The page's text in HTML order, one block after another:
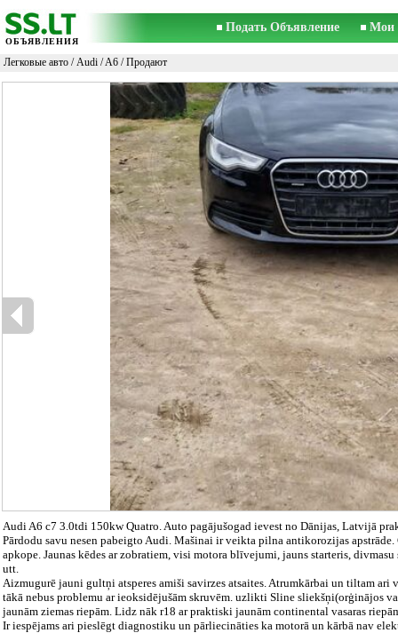
ОБЪЯВЛЕНИЯ
Подать Объявление Мои
Легковые авто /Audi /A6 / Продают
Audi A6 c7 3.0tdi 150kw Quatro. Auto pagājušogad ievest no Dānijas, Latvijā
Pārdodu savu nesen pabeigto Audi. Mašinai ir veikta pilna antikorozijas
apkope. Jaunas kēdes ar zobratiem, visi motora blīvejumi, jauns starteris,
utt.
Aizmugurē jauni gultņi atsperes amiši savirzes atsaites. Atrumkārbai un tiltam
tākā nebus problemu ar ieoksidējušām skruvēm. uzlikti Sline sliekšņi(orģinājos
jaunām ziemas riepām. Lidz nāk r18 ar praktiski jaunām continental vasaras
Ir iespējams ari pieslēgt diagnostiku un pārliecināties ka motorā un kārbā nav